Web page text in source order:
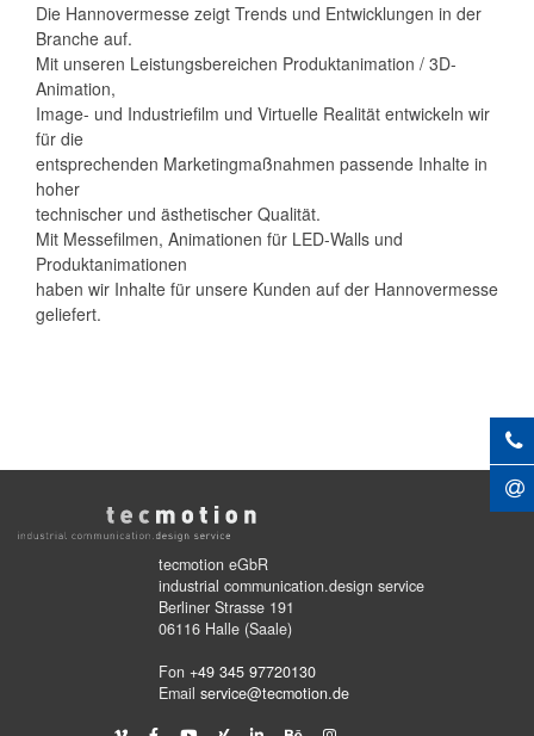
Die Hannovermesse zeigt Trends und Entwicklungen in der
Branche auf.
Mit unseren Leistungsbereichen Produktanimation / 3D-
Animation,
Image- und Industriefilm und Virtuelle Realität entwickeln wir
für die
entsprechenden Marketingmaßnahmen passende Inhalte in
hoher
technischer und ästhetischer Qualität.
Mit Messefilmen, Animationen für LED-Walls und
Produktanimationen
haben wir Inhalte für unsere Kunden auf der Hannovermesse
geliefert.
tecmotion eGbR
industrial communication.design service
Berliner Strasse 191
06116 Halle (Saale)
Fon +49 345 97720130
Email service@tecmotion.de